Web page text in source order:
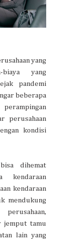
yang
biaya yang
pandemi
beberapa
perusahaan
kondisi
dihemat
kendaraan
kendaraan
mendukung
jemput tamu
lain yang